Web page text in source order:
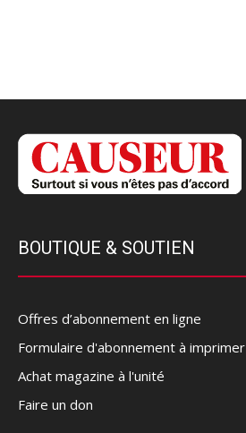
BOUTIQUE & SOUTIEN
Offres d’abonnement en ligne
Formulaire d'abonnement à imprimer
Achat magazine à l'unité
Faire un don